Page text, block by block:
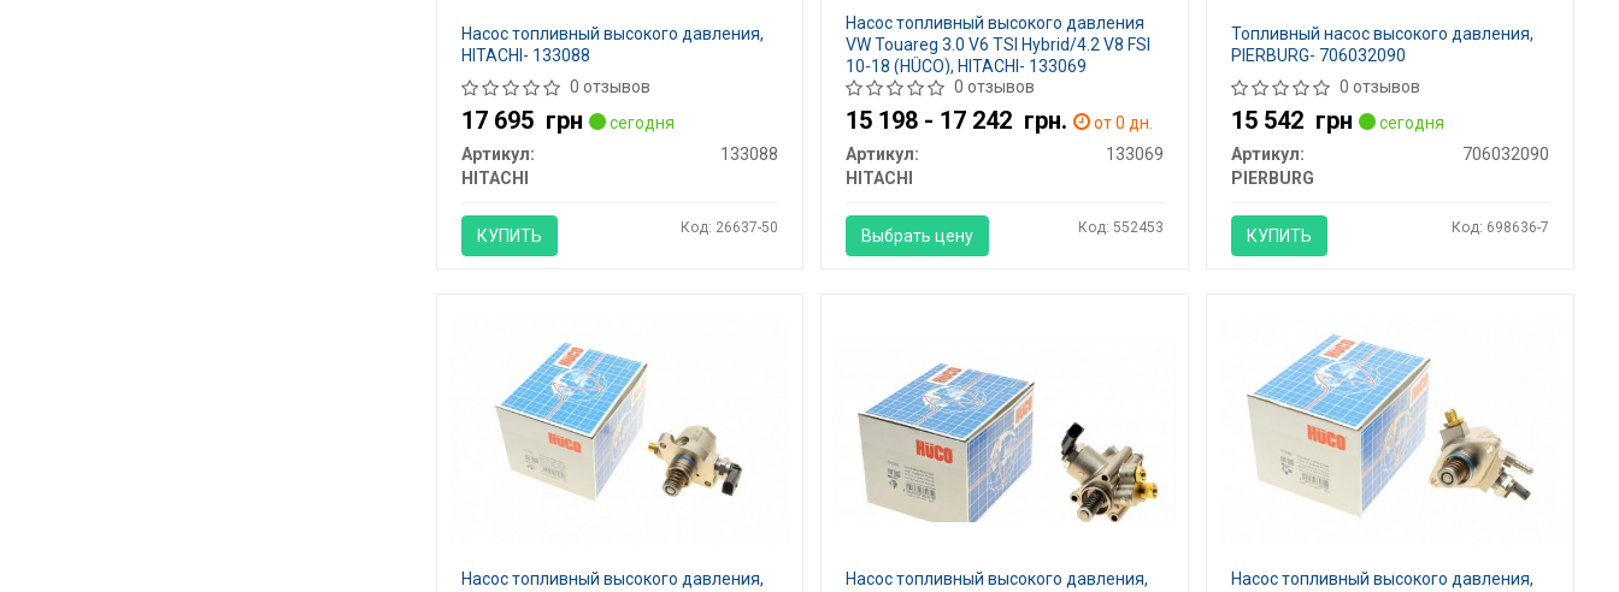
Насос топливный высокого давления,
HITACHI- 133088
0 отзывов
17 695 грн
сегодня
Артикул:
133088
HITACHI
КУПИТЬ Код: 26637-50
Насос топливный высокого давления
VW Touareg 3.0 V6 TSI Hybrid/4.2 V8 FSI
10-18 (HÜCO), HITACHI- 133069
0 отзывов
15 198 - 17 242 грн.
от 0 дн.
Артикул:
133069
HITACHI
Выбрать цену Код: 552453
Топливный насос высокого давления,
PIERBURG- 706032090
0 отзывов
15 542 грн
сегодня
Артикул:
706032090
PIERBURG
КУПИТЬ Код: 698636-7
Насос топливный высокого давления,
Насос топливный высокого давления,
Насос топливный высокого давления,